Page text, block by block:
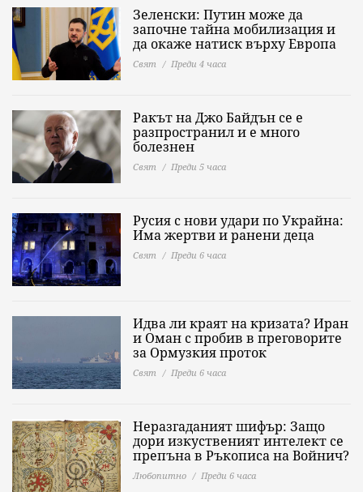
Зеленски: Путин може да
започне тайна мобилизация и
да окаже натиск върху Европа
Свят Преди 4 часа
Ракът на Джо Байдън се е
разпространил и е много
болезнен
Свят Преди 5 часа
Русия с нови удари по Украйна:
Има жертви и ранени деца
Свят Преди 6 часа
Идва ли краят на кризата? Иран
и Оман с пробив в преговорите
за Ормузкия проток
Свят Преди 6 часа
Неразгаданият шифър: Защо
дори изкуственият интелект се
препъна в Ръкописа на Войнич?
Любопитно Преди 6 часа